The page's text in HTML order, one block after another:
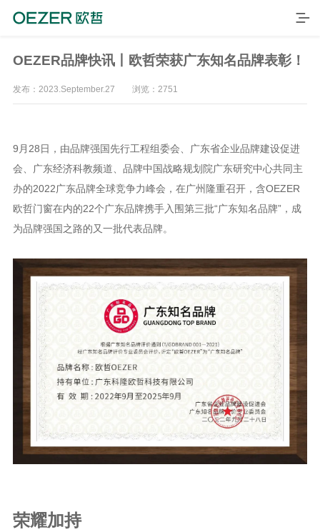
首页
图文
视频
关于欧哲
OEZER品牌快讯丨欧哲荣获广东知名品牌表彰！
发布：2023.September.27 浏览：2751
9月28日，由品牌强国先行工程组委会、广东省企业品牌建设促进
会、广东经济科教频道、品牌中国战略规划院广东研究中心共同主
办的2022广东品牌全球竞争力峰会，在广州隆重召开，含OEZER
欧哲门窗在内的22个广东品牌携手入围第三批“广东知名品牌”，成
为品牌强国之路的又一批代表品牌。
荣耀加持